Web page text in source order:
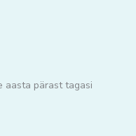
aasta pärast tagasi